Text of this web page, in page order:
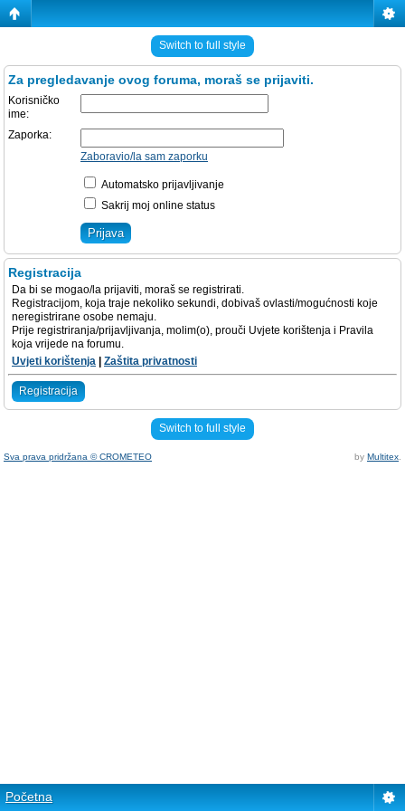
Switch to full style
Za pregledavanje ovog foruma, moraš se prijaviti.
Korisničko
ime:
Zaporka:
Zaboravio/la sam zaporku
Automatsko prijavljivanje
Sakrij moj online status
Registracija
Da bi se mogao/la prijaviti, moraš se registrirati.
Registracijom, koja traje nekoliko sekundi, dobivaš ovlasti/mogućnosti koje
neregistrirane osobe nemaju.
Prije registriranja/prijavljivanja, molim(o), prouči Uvjete korištenja i Pravila
koja vrijede na forumu.
Uvjeti korištenja
Zaštita privatnosti
Registracija
Switch to full style
Sva prava pridržana © CROMETEO by Multitex
Početna